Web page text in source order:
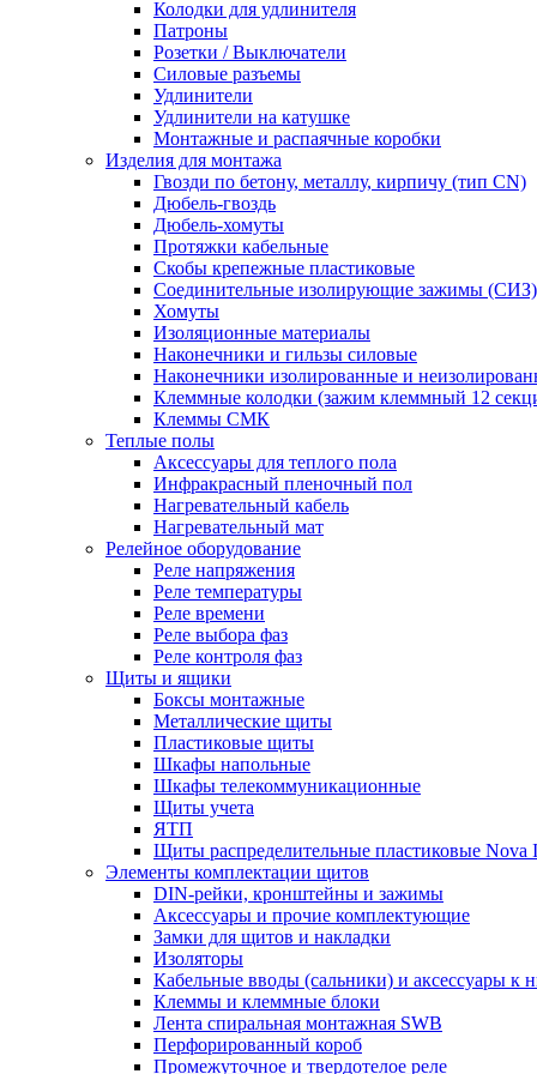
Колодки для удлинителя
Патроны
Розетки / Выключатели
Силовые разъемы
Удлинители
Удлинители на катушке
Монтажные и распаячные коробки
Изделия для монтажа
Гвозди по бетону, металлу, кирпичу (тип CN)
Дюбель-гвоздь
Дюбель-хомуты
Протяжки кабельные
Скобы крепежные пластиковые
Соединительные изолирующие зажимы (СИЗ)
Хомуты
Изоляционные материалы
Наконечники и гильзы силовые
Наконечники изолированные и
Клеммные колодки (зажим клеммный 12
Клеммы СМК
Теплые полы
Аксессуары для теплого пола
Инфракрасный пленочный пол
Нагревательный кабель
Нагревательный мат
Релейное оборудование
Реле напряжения
Реле температуры
Реле времени
Реле выбора фаз
Реле контроля фаз
Щиты и ящики
Боксы монтажные
Металлические щиты
Пластиковые щиты
Шкафы напольные
Шкафы телекоммуникационные
Щиты учета
ЯТП
Щиты распределительные пластиковые Nova
Элементы комплектации щитов
DIN-рейки, кронштейны и зажимы
Аксессуары и прочие комплектующие
Замки для щитов и накладки
Изоляторы
Кабельные вводы (сальники) и аксессуары к
Клеммы и клеммные блоки
Лента спиральная монтажная SWB
Перфорированный короб
Промежуточное и твердотелое реле